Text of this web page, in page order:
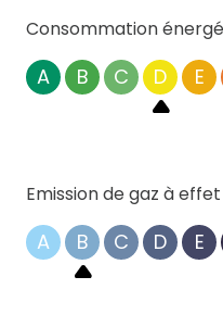
Consommation
A B C D E
Emission de gaz à
A B C D E